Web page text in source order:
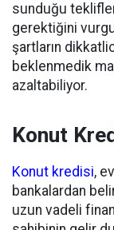
sunduğu
gerektiğini
şartların
beklenmedik
azaltabiliyor.
Konut
Konut kredisi,
bankalardan
uzun vadeli